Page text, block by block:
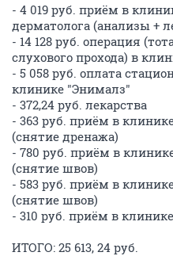
- 4 019 руб. приём в
дерматолога (анализы +
- 14 128 руб. операция
слухового прохода) в
- 5 058 руб. оплата
клинике "Энималз"
- 372,24 руб. лекарства
- 363 руб. приём в
(снятие дренажа)
- 780 руб. приём в
(снятие швов)
- 583 руб. приём в
(снятие швов)
- 310 руб. приём в
ИТОГО: 25 613, 24 руб.